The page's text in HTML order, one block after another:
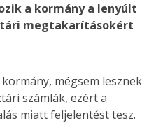
a kormány a lenyúlt
megtakarításokért
mégsem lesznek
számlák, ezért a
miatt feljelentést tesz.